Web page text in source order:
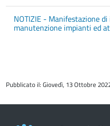
NOTIZIE - Manifestazione
manutenzione impianti ed
del
Pubblicato il: Giovedì, 13 Ottobre